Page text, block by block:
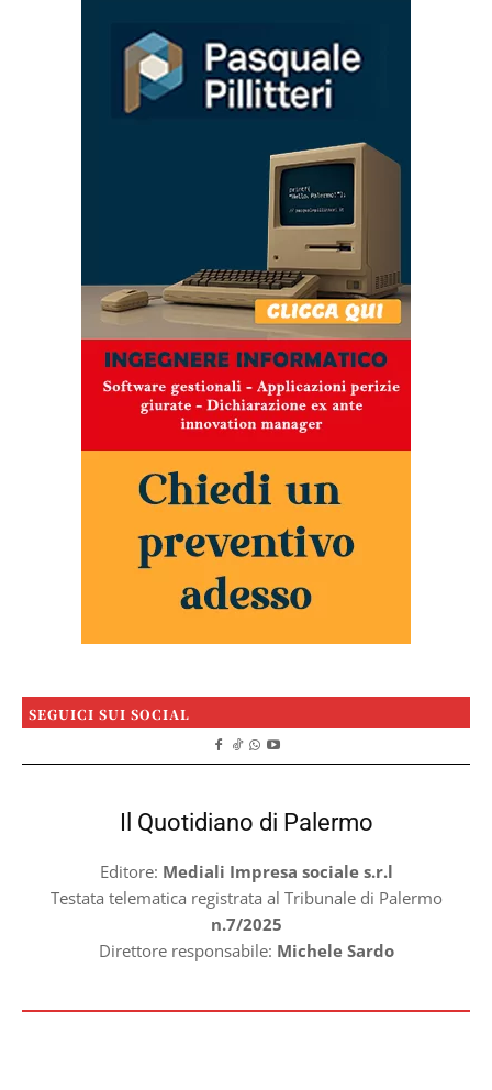
SEGUICI SUI SOCIAL
Il Quotidiano di Palermo
Editore: Mediali Impresa sociale s.r.l
Testata telematica registrata al Tribunale di Palermo
n.7/2025
Direttore responsabile: Michele Sardo